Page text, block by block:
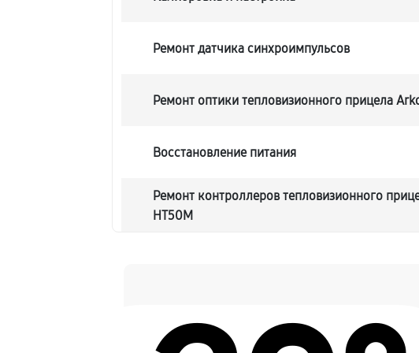
Ремонт датчика синхроимпульсов
Ремонт оптики тепловизионного прицела
Восстановление питания
Ремонт контроллеров тепловизионного
HT50M